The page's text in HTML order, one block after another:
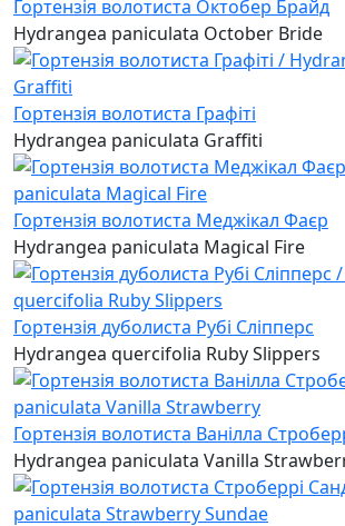
Гортензія волотиста Октобер Брайд
Hydrangea paniculata October Bride
Гортензія волотиста Графіті
Hydrangea paniculata Graffiti
Гортензія волотиста Меджікал Фаєр
Hydrangea paniculata Magical Fire
Гортензія дуболиста Рубі Сліпперс
Hydrangea quercifolia Ruby Slippers
Гортензія волотиста Ванілла
Hydrangea paniculata Vanilla